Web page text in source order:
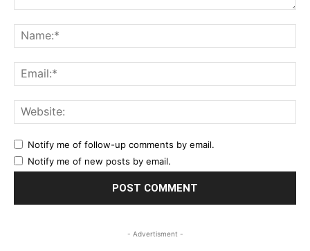
Notify me of follow-up comments by email.
Notify me of new posts by email.
- Advertisment -